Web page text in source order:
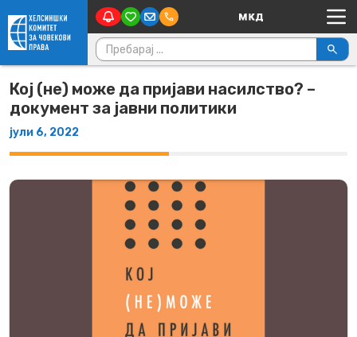
Skip to content Main Navigation
Пребарувај за:
Кој (не) може да пријави насилство? –
документ за јавни политики
јули 6, 2022